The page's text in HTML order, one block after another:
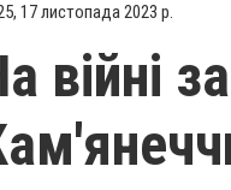
17 листопада 2023 р.
війні